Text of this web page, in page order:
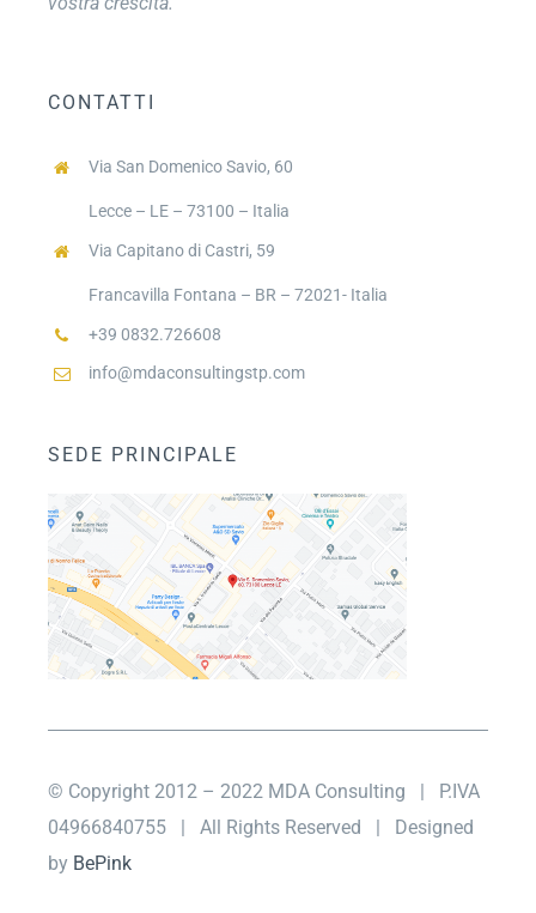
CONTATTI
Via San Domenico Savio, 60
Lecce – LE – 73100 – Italia
Via Capitano di Castri, 59
Francavilla Fontana – BR – 72021- Italia
+39 0832.726608
info@mdaconsultingstp.com
SEDE PRINCIPALE
© Copyright 2012 – 2022 MDA Consulting | P.IVA
04966840755 | All Rights Reserved | Designed
by BePink